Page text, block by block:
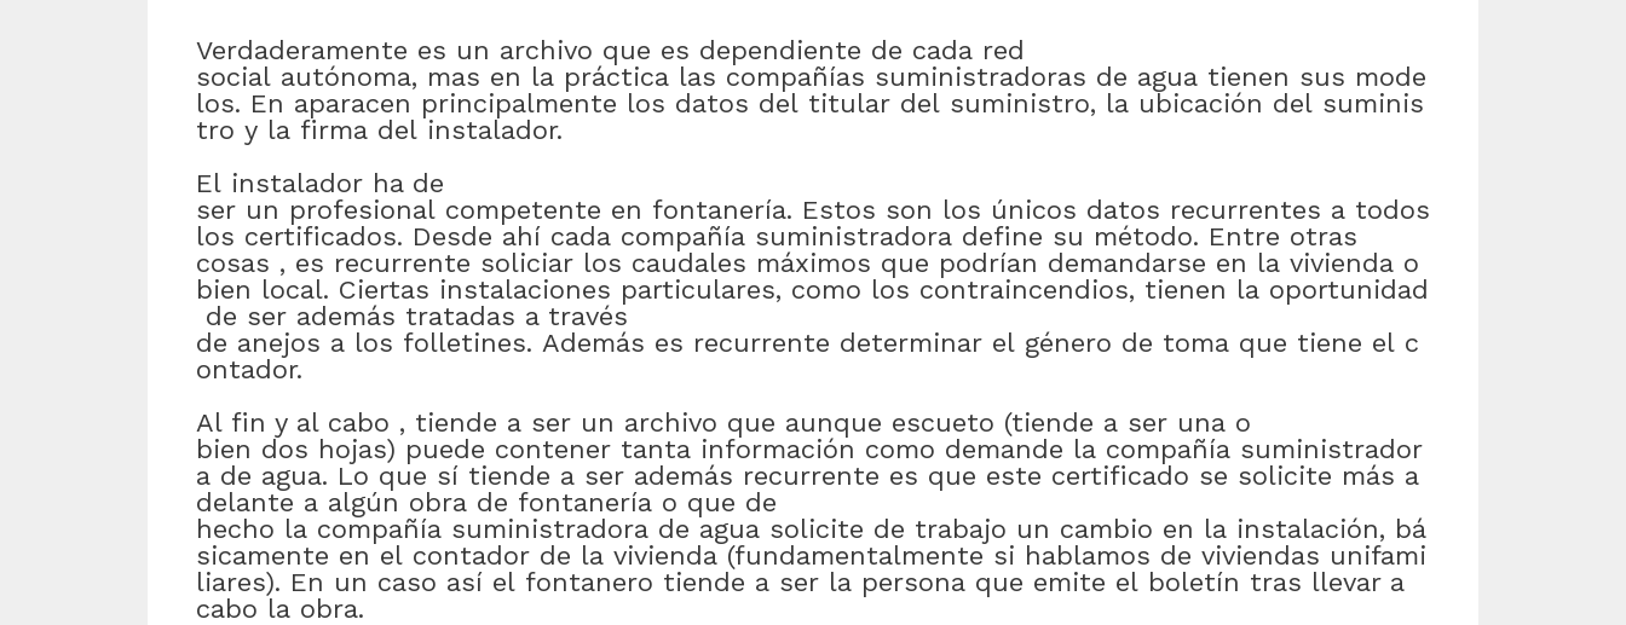
Verdaderamente es un archivo que es dependiente de cada red
social autónoma, mas en la práctica las compañías suministradoras de agua tienen sus mode
los. En aparacen principalmente los datos del titular del suministro, la ubicación del suminis
tro y la firma del instalador.
El instalador ha de
ser un profesional competente en fontanería. Estos son los únicos datos recurrentes a todos
los certificados. Desde ahí cada compañía suministradora define su método. Entre otras
cosas , es recurrente soliciar los caudales máximos que podrían demandarse en la vivienda o
bien local. Ciertas instalaciones particulares, como los contraincendios, tienen la oportunidad
de ser además tratadas a través
de anejos a los folletines. Además es recurrente determinar el género de toma que tiene el c
ontador.
Al fin y al cabo , tiende a ser un archivo que aunque escueto (tiende a ser una o
bien dos hojas) puede contener tanta información como demande la compañía suministrador
a de agua. Lo que sí tiende a ser además recurrente es que este certificado se solicite más a
delante a algún obra de fontanería o que de
hecho la compañía suministradora de agua solicite de trabajo un cambio en la instalación, bá
sicamente en el contador de la vivienda (fundamentalmente si hablamos de viviendas unifami
liares). En un caso así el fontanero tiende a ser la persona que emite el boletín tras llevar a
cabo la obra.